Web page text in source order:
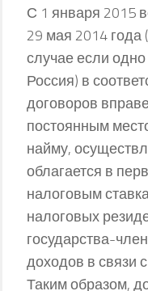
С 1 января 2015
29 мая 2014
случае если
Россия) в
договоров
постоянным
найму,
облагается в
налоговым
налоговых
государства-
доходов в связи
Таким образом,